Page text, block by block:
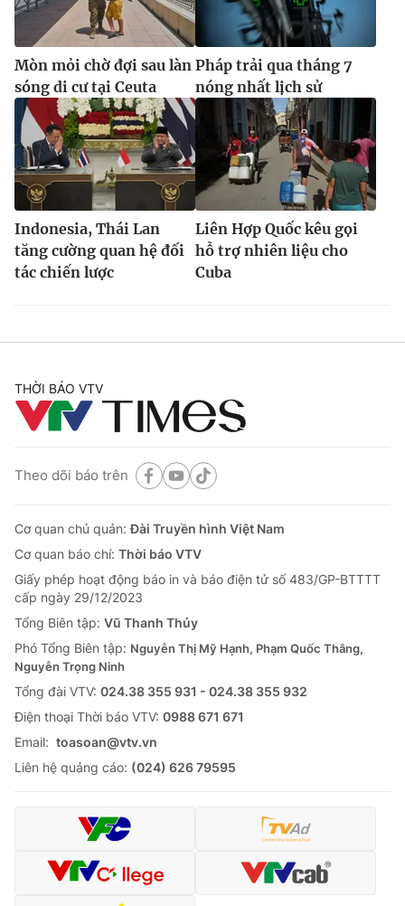
® Cấm sao chép dưới mọi hình thức nếu không có sự chấp
thuận bằng văn bản. Ghi rõ nguồn VTV.vn khi phát hành lại
thông tin từ website này.
Mòn mỏi chờ đợi sau làn
sóng di cư tại Ceuta
Pháp trải qua tháng 7
nóng nhất lịch sử
Indonesia, Thái Lan
tăng cường quan hệ đối
tác chiến lược
Liên Hợp Quốc kêu gọi
hỗ trợ nhiên liệu cho
Cuba
THỜI BÁO VTV
Theo dõi báo trên
Cơ quan chủ quản:Đài Truyền hình Việt Nam
Cơ quan báo chí: Thời báo VTV
Giấy phép hoạt động báo in và báo điện tử số 483/GP-BTTTT
cấp ngày 29/12/2023
Tổng Biên tập: Vũ Thanh Thủy
Phó Tổng Biên tập: Nguyễn Thị Mỹ Hạnh, Phạm Quốc Thắng,
Nguyễn Trọng Ninh
Tổng đài VTV: 024.38 355 931 - 024.38 355 932
Ðiện thoại Thời báo VTV: 0988 671 671
Email: toasoan@vtv.vn
Liên hệ quảng cáo: (024) 626 79595